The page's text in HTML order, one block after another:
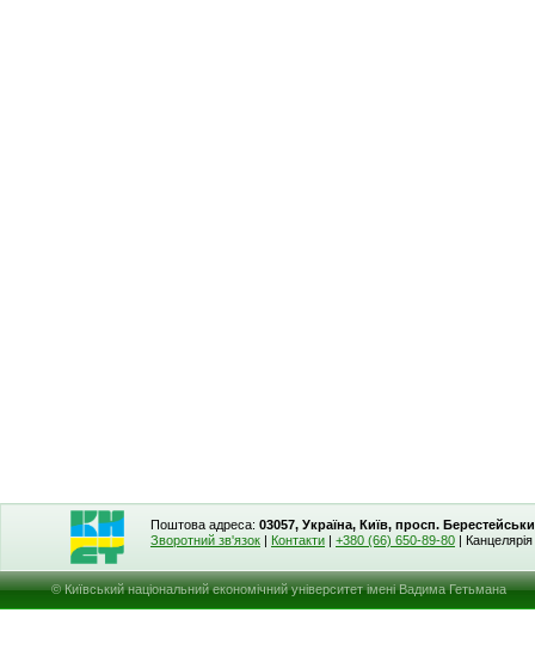
Поштова адреса: 03057, Україна, Київ, просп.
Зворотний зв'язок | Контакти | +380 (66) 650-89-80 | Канцелярія
© Київський національний економічний університет імені Вадима Гетьмана